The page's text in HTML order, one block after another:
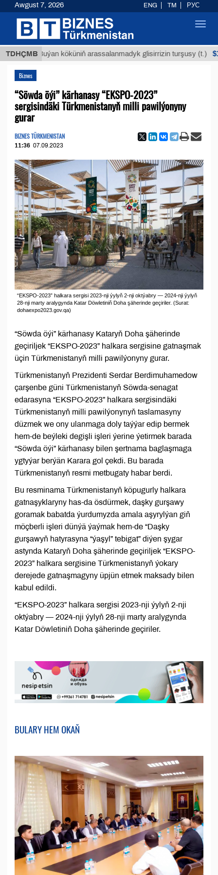
TDHÇMB
Buýan köküniň arassalanmadyk glisirrizin turşusy (t.)
Biznes
“Söwda öýi” kärhanasy “EKSPO-2023”
sergisindäki Türkmenistanyň milli pawilýonyny
gurar
BIZNES TÜRKMENISTAN
11:36 07.09.2023
“EKSPO-2023” halkara sergisi 2023-nji ýylyň 2-nji oktýabry — 2024-nji ýylyň
28-nji marty aralygynda Katar Döwletiniň Doha şäherinde geçiriler. (Surat:
dohaexpo2023.gov.qa)
“Söwda öýi” kärhanasy Kataryň Doha şäherinde
geçiriljek “EKSPO-2023” halkara sergisine gatnaşmak
üçin Türkmenistanyň milli pawilýonyny gurar.
Türkmenistanyň Prezidenti Serdar Berdimuhamedow
çarşenbe güni Türkmenistanyň Söwda-senagat
edarasyna “EKSPO-2023” halkara sergisindäki
Türkmenistanyň milli pawilýonynyň taslamasyny
düzmek we ony ulanmaga doly taýýar edip bermek
hem-de beýleki degişli işleri ýerine ýetirmek barada
“Söwda öýi” kärhanasy bilen şertnama baglaşmaga
ygtyýar berýän Karara gol çekdi. Bu barada
Türkmenistanyň resmi metbugaty habar berdi.
Bu resminama Türkmenistanyň köpugurly halkara
gatnaşyklaryny has-da ösdürmek, daşky gurşawy
goramak babatda ýurdumyzda amala aşyrylýan giň
möçberli işleri dünýä ýaýmak hem-de “Daşky
gurşawyň hatyrasyna “ýaşyl” tebigat” diýen şygar
astynda Kataryň Doha şäherinde geçiriljek “EKSPO-
2023” halkara sergisine Türkmenistanyň ýokary
derejede gatnaşmagyny üpjün etmek maksady bilen
kabul edildi.
“EKSPO-2023” halkara sergisi 2023-nji ýylyň 2-nji
oktýabry — 2024-nji ýylyň 28-nji marty aralygynda
Katar Döwletiniň Doha şäherinde geçiriler.
BULARY HEM OKAŇ
Awgust 7, 2026 ENG TM РУС